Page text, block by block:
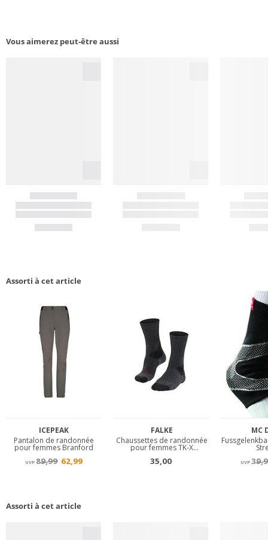
Vous aimerez peut-être aussi
Assorti à cet article
Assorti à cet article